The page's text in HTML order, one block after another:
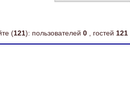
(121): пользователей 0 , гостей 121